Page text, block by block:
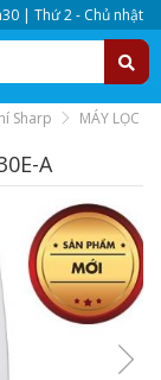
| Thứ 2 - Chủ nhật
Sharp
MÁY LỌC
A